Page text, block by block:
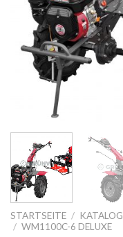
STARTSEITE / KATALOG
/ WM1100C-6 DELUXE